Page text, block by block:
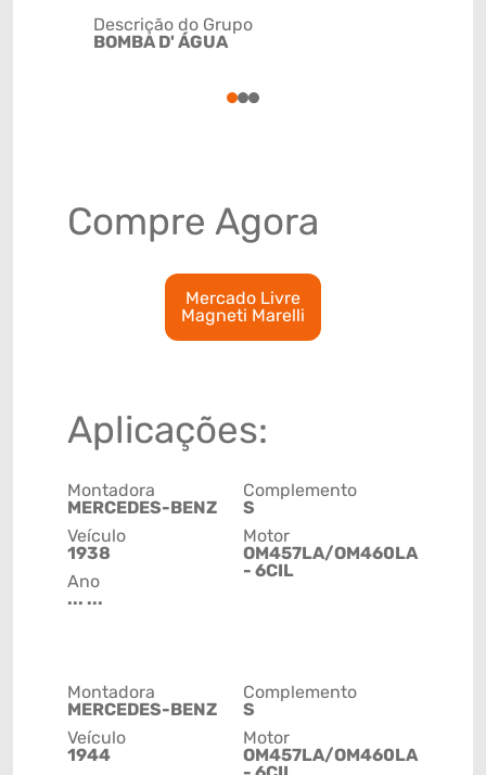
Descrição do Grupo
BOMBA D' ÁGUA
123
Compre Agora
Mercado Livre
Magneti Marelli
Aplicações:
Montadora
MERCEDES-BENZ
Veículo
1938
Ano
... ...
Complemento
S
Motor
OM457LA/OM460LA
- 6CIL
Montadora
MERCEDES-BENZ
Veículo
1944
Complemento
S
Motor
OM457LA/OM460LA